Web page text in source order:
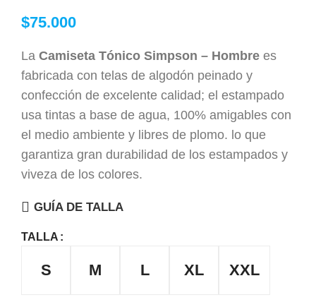
$75.000
La Camiseta Tónico Simpson – Hombre es
fabricada con telas de algodón peinado y
confección de excelente calidad; el estampado
usa tintas a base de agua, 100% amigables con
el medio ambiente y libres de plomo. lo que
garantiza gran durabilidad de los estampados y
viveza de los colores.
GUÍA DE TALLA
TALLA
S M L XL XXL